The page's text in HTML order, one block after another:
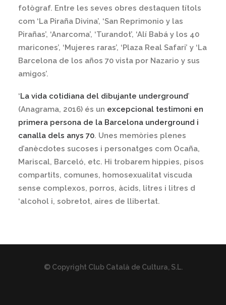
fotògraf. Entre les seves obres destaquen títols
com ‘La Piraña Divina’, ‘San Reprimonio y las
Pirañas’, ‘Anarcoma’, ‘Turandot’, ‘Alí Babá y los 40
maricones’, ‘Mujeres raras’, ‘Plaza Real Safari’ y ‘La
Barcelona de los años 70 vista por Nazario y sus
amigos’.
‘La vida cotidiana del dibujante underground’
(Anagrama, 2016) és un excepcional testimoni en
primera persona de la Barcelona underground i
canalla dels anys 70. Unes memòries plenes
d’anècdotes sucoses i personatges com Ocaña,
Mariscal, Barceló, etc. Hi trobarem hippies, pisos
compartits, comunes, homosexualitat viscuda
sense complexos, porros, àcids, litres i litres d
‘alcohol i, sobretot, aires de llibertat.
© Copyright Club Català de Cultura, S.L.